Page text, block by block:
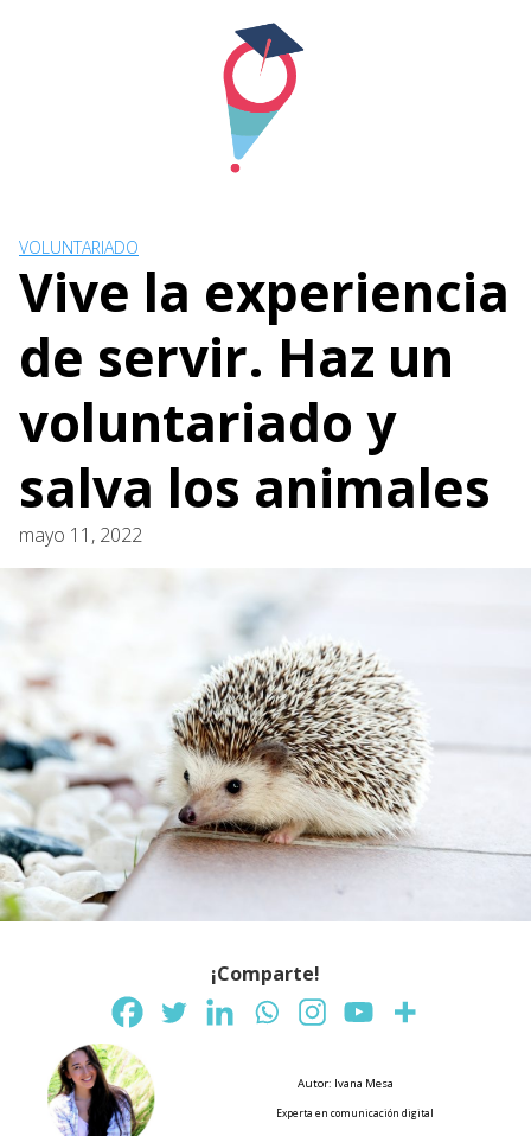
VOLUNTARIADO
Vive la experiencia
de servir. Haz un
voluntariado y
salva los animales
mayo 11, 2022
¡Comparte!
Autor: Ivana Mesa
Experta en comunicación digital